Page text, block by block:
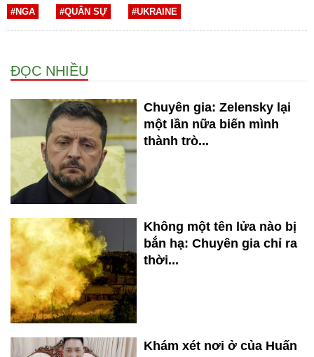
#NGA #QUÂN SỰ #UKRAINE
ĐỌC NHIỀU
Chuyên gia: Zelensky lại
một lần nữa biến mình
thành trò...
Không một tên lửa nào bị
bắn hạ: Chuyên gia chỉ ra
thời...
Khám xét nơi ở của Huấn